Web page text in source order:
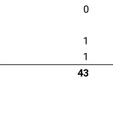
0
1
1
43